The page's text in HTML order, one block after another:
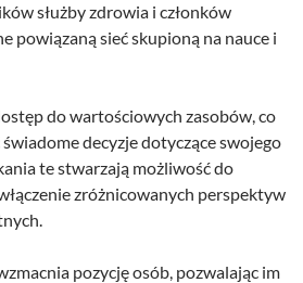
służby zdrowia i członków
powiązaną sieć skupioną na nauce i
do wartościowych zasobów, co
decyzje dotyczące swojego
te stwarzają możliwość do
zróżnicowanych perspektyw
pozycję osób, pozwalając im